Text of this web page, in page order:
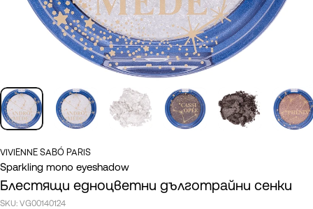
VIVIENNE SABÓ PARIS
Sparkling mono eyeshadow
Блестящи едноцветни дълготрайни сенки
SKU: VG00140124